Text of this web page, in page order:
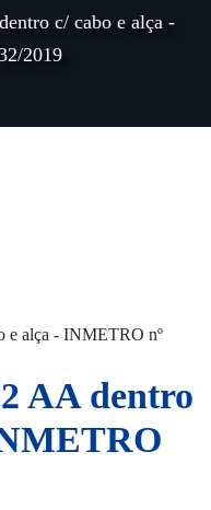
c/ cabo e alça -
2019
AA dentro